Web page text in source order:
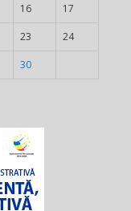
16 17
23 24
30